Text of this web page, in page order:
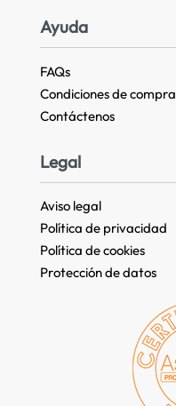
Ayuda
FAQs
Condiciones de compra
Contáctenos
Legal
Aviso legal
Política de privacidad
Política de cookies
Protección de datos